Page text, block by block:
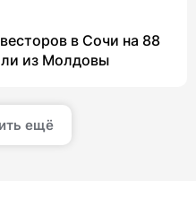
в Сочи на 88
из Молдовы
ещё